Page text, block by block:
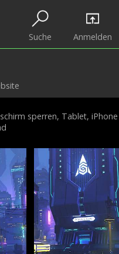
Suche Anmelden
sperren, Tablet, iPhone